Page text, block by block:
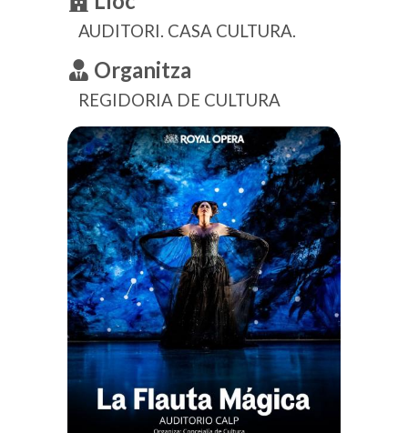
AUDITORI. CASA CULTURA.
Organitza
REGIDORIA DE CULTURA